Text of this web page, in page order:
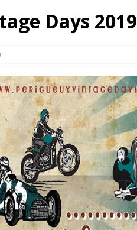
Days 2019